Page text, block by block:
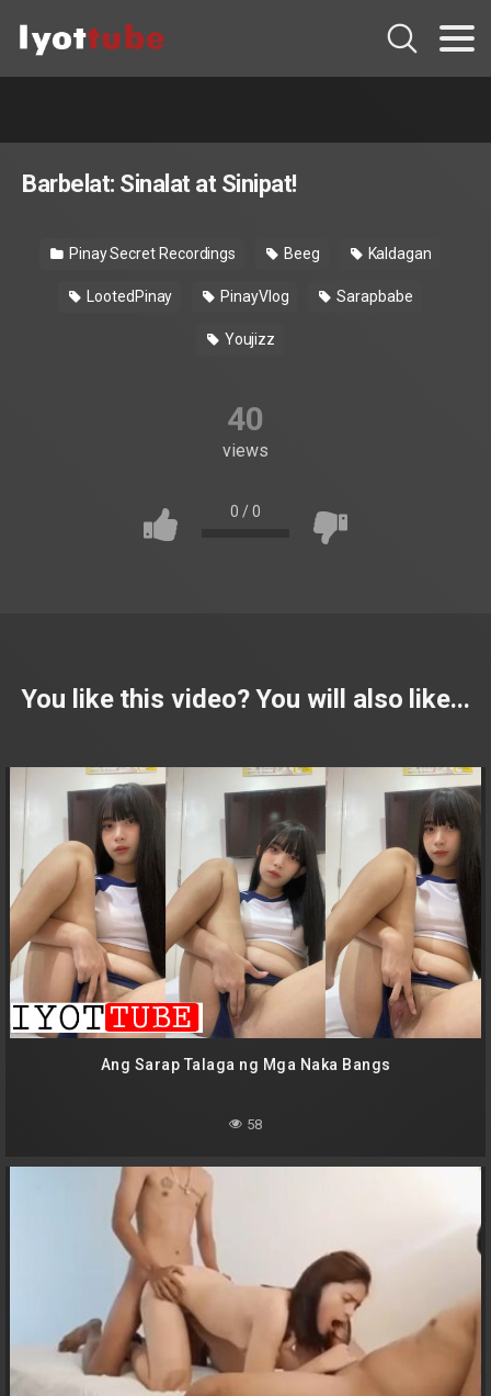
Barbelat: Sinalat at Sinipat!
Pinay Secret Recordings Beeg Kaldagan
LootedPinay PinayVlog Sarapbabe
Youjizz
40
views
0 /0
You like this video? You will also like...
Ang Sarap Talaga ng Mga Naka Bangs
58